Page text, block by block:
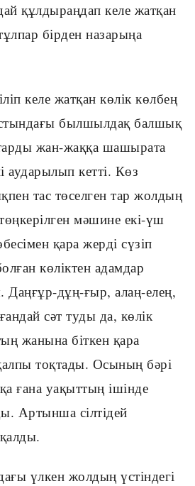
құлдыраңдап келе жатқан
бірден назарыңа
келе жатқан көлік көлбең
былшылдақ балшық
жан-жаққа шашырата
аударылып кетті. Көз
тас төселген тар жолдың
мәшине екі-үш
қара жерді сүзіп
көліктен адамдар
Даңғұр-дұң-ғыр, алаң-елең,
сәт туды да, көлік
жанына біткен қара
тоқтады. Осының бәрі
ғана уақыттың ішінде
Артынша сілтідей
үлкен жолдың үстіндегі